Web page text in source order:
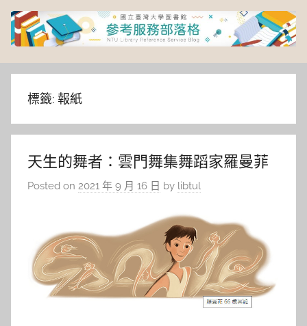
Skip
content
臺
灣
大
學
館
標籤: 報紙
天生的舞者：雲門舞集舞蹈家羅曼菲
Posted on 2021 年 9 月 16 日 by libtul